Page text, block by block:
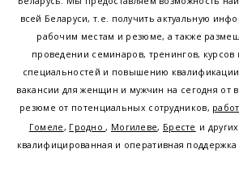
всей Беларуси, т.е. получить актуальную
рабочим местам и резюме, а также
проведении семинаров, тренингов,
специальностей и повышению
вакансии для женщин и мужчин на сегодня от
резюме от потенциальных сотрудников,
Гомеле, Гродно, Могилеве, Бресте и
квалифицированная и оперативная поддержка